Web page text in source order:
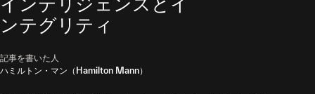
ンテグリティ
記事を書いた人
ハミルトン・マン（Hamilton Mann）
記事を書いた人
マーク・シアマン（Marc Theermann）
記事を書いた人
佐倉統 (Professor Osamu Sakura)